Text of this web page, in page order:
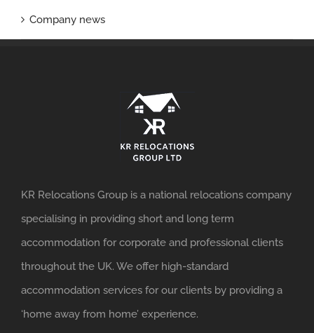
Company news
KR Relocations Group is a national relocations company
specialising in providing short and long term
accommodation for corporate and professional clients
throughout the UK. We offer high-standard
accommodation services for our clients by providing a
‘home away from home’ experience.